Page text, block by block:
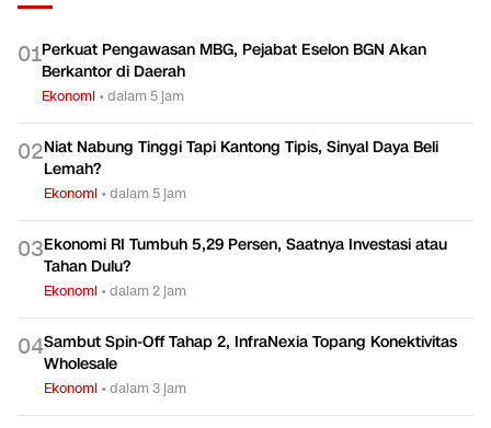
01Perkuat Pengawasan MBG, Pejabat Eselon BGN Akan
Berkantor di Daerah
Ekonomi •dalam 5 jam
02Niat Nabung Tinggi Tapi Kantong Tipis, Sinyal Daya Beli
Lemah?
Ekonomi •dalam 5 jam
03Ekonomi RI Tumbuh 5,29 Persen, Saatnya Investasi atau
Tahan Dulu?
Ekonomi •dalam 2 jam
04Sambut Spin-Off Tahap 2, InfraNexia Topang Konektivitas
Wholesale
Ekonomi •dalam 3 jam